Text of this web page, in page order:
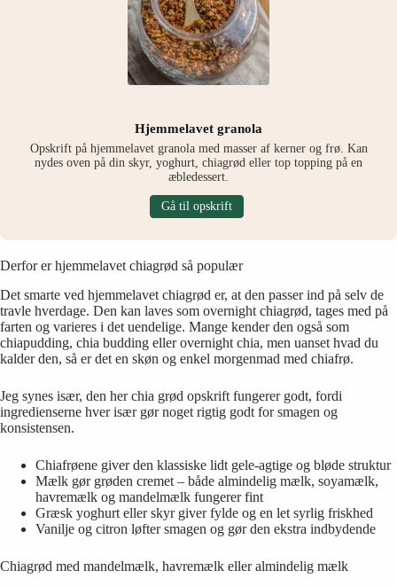
Hjemmelavet granola
Opskrift på hjemmelavet granola med masser af kerner og frø. Kan
nydes oven på din skyr, yoghurt, chiagrød eller top topping på en
æbledessert.
Gå til opskrift
Derfor er hjemmelavet chiagrød så populær
Det smarte ved hjemmelavet chiagrød er, at den passer ind på selv de
travle hverdage. Den kan laves som overnight chiagrød, tages med på
farten og varieres i det uendelige. Mange kender den også som
chiapudding, chia budding eller overnight chia, men uanset hvad du
kalder den, så er det en skøn og enkel morgenmad med chiafrø.
Jeg synes især, den her chia grød opskrift fungerer godt, fordi
ingredienserne hver især gør noget rigtig godt for smagen og
konsistensen.
Chiafrøene giver den klassiske lidt gele-agtige og bløde struktur
Mælk gør grøden cremet – både almindelig mælk, soyamælk,
havremælk og mandelmælk fungerer fint
Græsk yoghurt eller skyr giver fylde og en let syrlig friskhed
Vanilje og citron løfter smagen og gør den ekstra indbydende
Chiagrød med mandelmælk, havremælk eller almindelig mælk